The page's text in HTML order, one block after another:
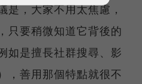
是，大家不用太焦慮，
只要稍微知道它背後的
如是擅長社群搜尋、影
，善用那個特點就很不